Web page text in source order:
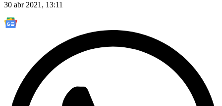
30 abr 2021, 13:11